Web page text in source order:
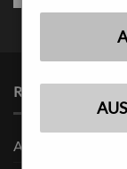
RECHTLICHES
Allgemeine